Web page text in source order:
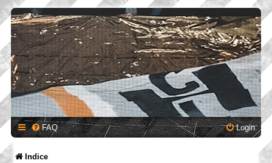
FAQ Login
Indice